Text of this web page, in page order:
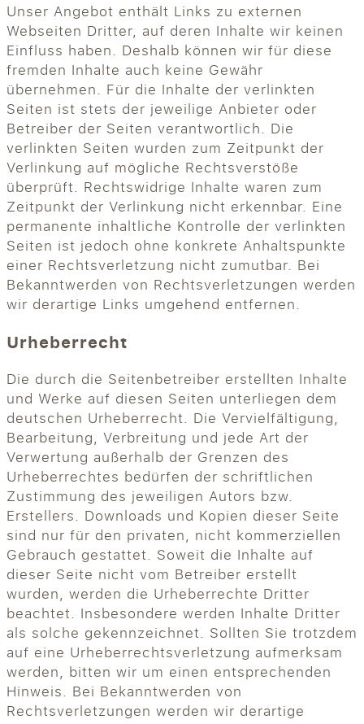
Unser Angebot enthält Links zu externen
Webseiten Dritter, auf deren Inhalte wir keinen
Einfluss haben. Deshalb können wir für diese
fremden Inhalte auch keine Gewähr
übernehmen. Für die Inhalte der verlinkten
Seiten ist stets der jeweilige Anbieter oder
Betreiber der Seiten verantwortlich. Die
verlinkten Seiten wurden zum Zeitpunkt der
Verlinkung auf mögliche Rechtsverstöße
überprüft. Rechtswidrige Inhalte waren zum
Zeitpunkt der Verlinkung nicht erkennbar. Eine
permanente inhaltliche Kontrolle der verlinkten
Seiten ist jedoch ohne konkrete Anhaltspunkte
einer Rechtsverletzung nicht zumutbar. Bei
Bekanntwerden von Rechtsverletzungen werden
wir derartige Links umgehend entfernen.
Urheberrecht
Die durch die Seitenbetreiber erstellten Inhalte
und Werke auf diesen Seiten unterliegen dem
deutschen Urheberrecht. Die Vervielfältigung,
Bearbeitung, Verbreitung und jede Art der
Verwertung außerhalb der Grenzen des
Urheberrechtes bedürfen der schriftlichen
Zustimmung des jeweiligen Autors bzw.
Erstellers. Downloads und Kopien dieser Seite
sind nur für den privaten, nicht kommerziellen
Gebrauch gestattet. Soweit die Inhalte auf
dieser Seite nicht vom Betreiber erstellt
wurden, werden die Urheberrechte Dritter
beachtet. Insbesondere werden Inhalte Dritter
als solche gekennzeichnet. Sollten Sie trotzdem
auf eine Urheberrechtsverletzung aufmerksam
werden, bitten wir um einen entsprechenden
Hinweis. Bei Bekanntwerden von
Rechtsverletzungen werden wir derartige